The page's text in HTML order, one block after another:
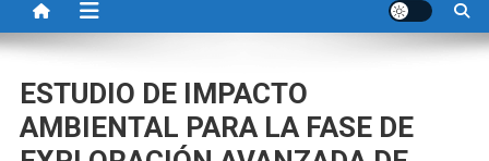
ESTUDIO DE IMPACTO
AMBIENTAL PARA LA FASE DE